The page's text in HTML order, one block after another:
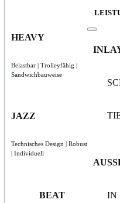
HEAVY
Belastbar | Trolleyfähig |
Sandwichbauweise
JAZZ
Technisches Design | Robust
| Individuell
BEAT
IN